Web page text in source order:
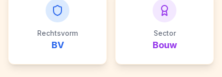
Rechtsvorm
BV
Sector
Bouw